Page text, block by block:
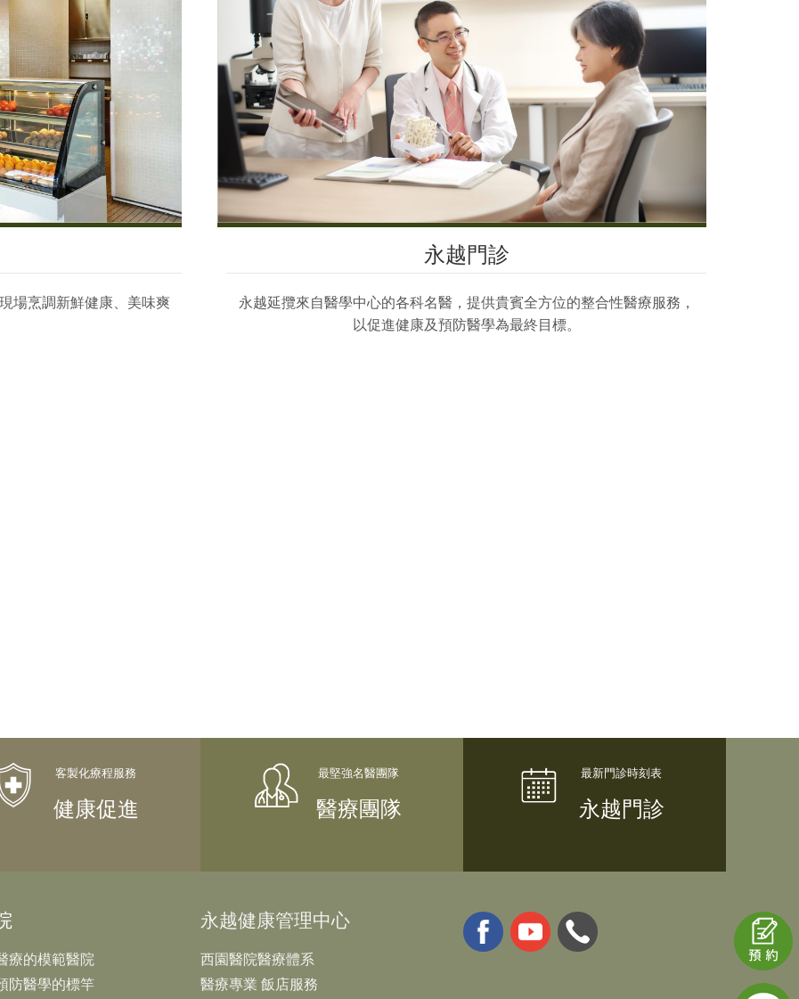
場烹調新鮮健康、美味爽
永越門診
永越延攬來自醫學中心的各科名醫，提供貴賓全方位的整合性醫療服務，
以促進健康及預防醫學為最終目標。
健康促進 醫療團隊 永越門診
療的模範醫院
防醫學的標竿
永越健康管理中心
西園醫院醫療體系
醫療專業 飯店服務